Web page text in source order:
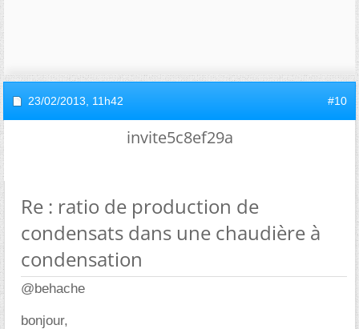
23/02/2013, 11h42 #10
invite5c8ef29a
Re : ratio de production de
condensats dans une chaudière à
condensation
@behache
bonjour,